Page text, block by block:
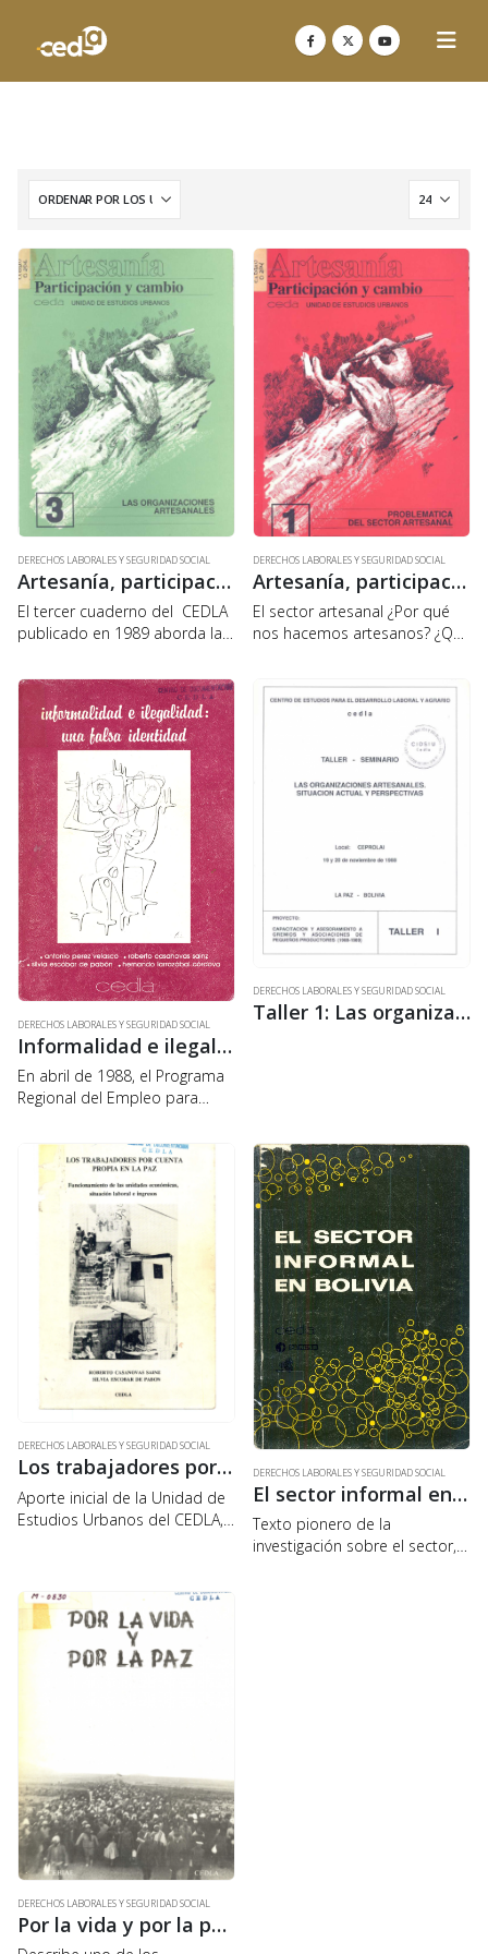
DERECHOS LABORALES Y SEGURIDAD SOCIAL
Artesanía, participación y cambio 3: Las Organizaciones Artesanales
El tercer cuaderno del CEDLA
publicado en 1989 aborda la
artesanado urbano del país,
desde los orígenes y procesos
de formación hasta los
principales resultados del
Diagnostico…
DERECHOS LABORALES Y SEGURIDAD SOCIAL
Artesanía, participación y cambio 1: Problemática del sector artesanal
EI sector artesanal ¿Por qué
nos hacemos artesanos? ¿Qué
organizamos al comenzar
actividades? ¿Cómo
clasificamos nuestra actividad?
¡Qué producimos y para
quienes? La…
DERECHOS LABORALES Y SEGURIDAD SOCIAL
Informalidad e ilegalidad: una falsa identidad
En abril de 1988, el Programa
Regional del Empleo para
dependiente de la OIT,
encargó al CEDLA la
realización de estudios sobre
los aspectos legales…
DERECHOS LABORALES Y SEGURIDAD SOCIAL
Taller 1: Las organizaciones artesanales. Situación actual y perspectivas
DERECHOS LABORALES Y SEGURIDAD SOCIAL
Los trabajadores por cuenta propia en La Paz. Funcionamiento de las unidades económicas, situación laboral e ingresos
Aporte inicial de la Unidad de
Estudios Urbanos del CEDLA,
formas de organización
productiva presentes en la
estructura económica de…
DERECHOS LABORALES Y SEGURIDAD SOCIAL
El sector informal en Bolivia
Texto pionero de la
investigación sobre el sector,
DERECHOS LABORALES Y SEGURIDAD SOCIAL
Por la vida y por la paz. Testimonio de la lucha minera